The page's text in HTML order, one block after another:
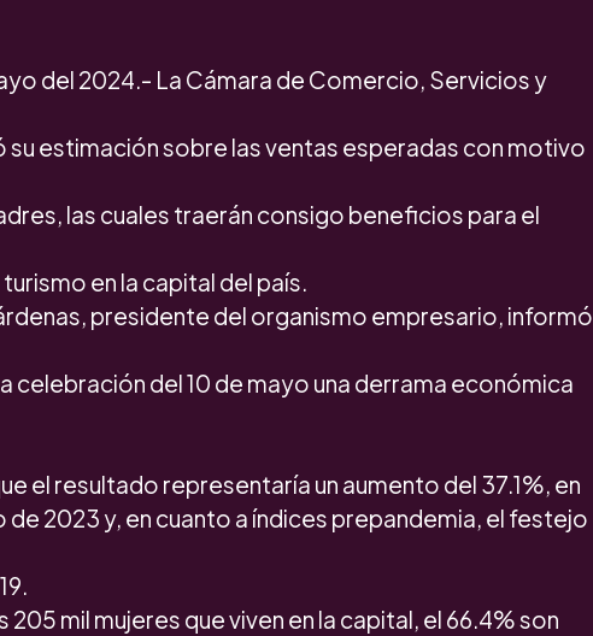
del 2024.- La Cámara de Comercio, Servicios y
su estimación sobre las ventas esperadas con motivo
las cuales traerán consigo beneficios para el
en la capital del país.
presidente del organismo empresario, informó
celebración del 10 de mayo una derrama económica
el resultado representaría un aumento del 37.1%, en
2023 y, en cuanto a índices prepandemia, el festejo
205 mil mujeres que viven en la capital, el 66.4% son